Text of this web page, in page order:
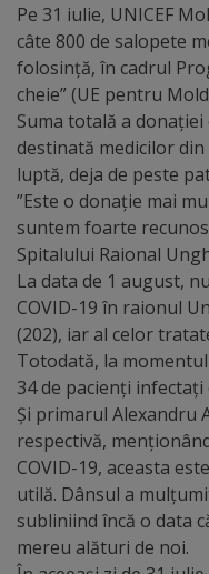
Distincții
Cetățeni
de
onoare
Deținători
ai
titlului
„Merite
pentru
Ungheni”
Diplome
de
Excelență
Pe 31 iulie, UNICEF
câte 800 de salopete
folosință, în cadrul
cheie” (UE pentru
Suma totală a donației
destinată medicilor
luptă, deja de peste
”Este o donație mai
suntem foarte
Spitalului Raional
La data de 1 august,
COVID-19 în raionul
(202), iar al celor
Totodată, la
34 de pacienți infectați
Și primarul Alexandru
respectivă,
COVID-19, aceasta
utilă. Dânsul a
subliniind încă o data
mereu alături de noi.